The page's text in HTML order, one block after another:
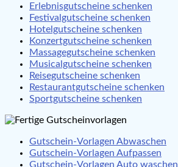
Erlebnisgutscheine schenken
Festivalgutscheine schenken
Hotelgutscheine schenken
Konzertgutscheine schenken
Massagegutscheine schenken
Musicalgutscheine schenken
Reisegutscheine schenken
Restaurantgutscheine schenken
Sportgutscheine schenken
Gutschein-Vorlagen Abwaschen
Gutschein-Vorlagen Aufpassen
Gutschein-Vorlagen Auto waschen